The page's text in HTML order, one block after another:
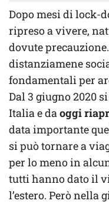
Dopo mesi di lock-
ripreso a vivere,
dovute
distanziamene
fondamentali per
Dal 3 giugno 2020
Italia e daoggi
data importante
si può tornare a
per lo meno in
tutti hanno dato il
l’estero. Però